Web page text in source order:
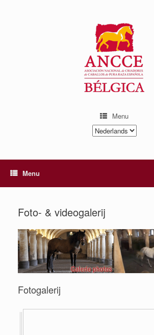
Menu
Kies
een
Menu
Foto- & videogalerij
Fotogalerij